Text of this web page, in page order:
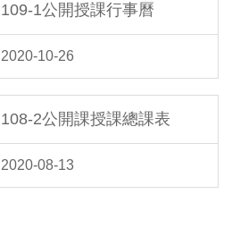
109-1公開授課行事曆
2020-10-26
108-2公開課授課總課表
2020-08-13